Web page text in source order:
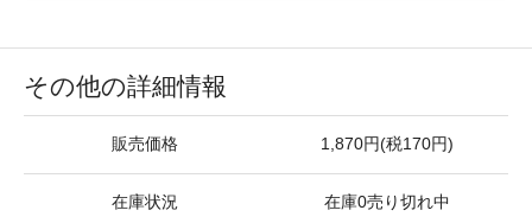
その他の詳細情報
販売価格 1,870円(税170円)
在庫状況 在庫0売り切れ中